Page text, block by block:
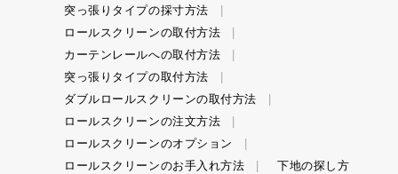
突っ張りタイプの採寸方法
ロールスクリーンの取付方法
カーテンレールへの取付方法
突っ張りタイプの取付方法
ダブルロールスクリーンの取付方法
ロールスクリーンの注文方法
ロールスクリーンのオプション
ロールスクリーンのお手入れ方法
下地の探し方